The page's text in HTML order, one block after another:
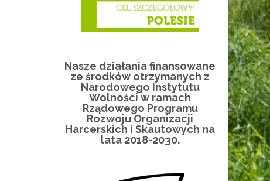
Nasze działania finansowane
ze środków otrzymanych z
Narodowego Instytutu
Wolności w ramach
Rządowego Programu
Rozwoju Organizacji
Harcerskich i Skautowych na
lata 2018-2030.